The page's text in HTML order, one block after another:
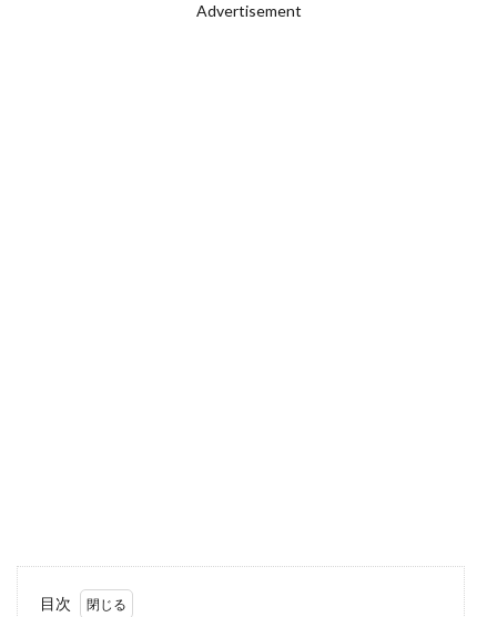
Advertisement
目次